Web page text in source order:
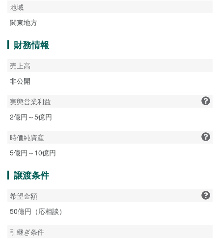
地域
関東地方
財務情報
売上高
非公開
実態営業利益
2億円～5億円
時価純資産
5億円～10億円
譲渡条件
希望金額
50億円（応相談）
引継ぎ条件